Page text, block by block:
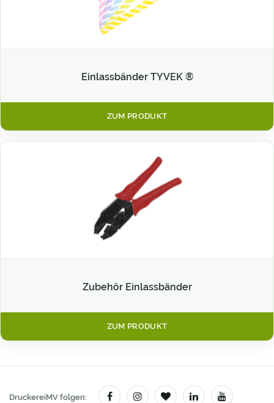
Einlassbänder TYVEK ®
ZUM PRODUKT
Zubehör Einlassbänder
ZUM PRODUKT
DruckereiMV folgen: